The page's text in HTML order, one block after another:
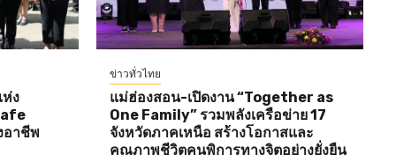
ง
อาชีพ
ข่าวทั่วไทย
แม่ฮ่องสอน-เปิดงาน “Together as
One Family” รวมพลังเครือข่าย 17
จังหวัดภาคเหนือ สร้างโอกาสและ
คุณภาพชีวิตคนพิการทางจิตอย่างยั่งยืน